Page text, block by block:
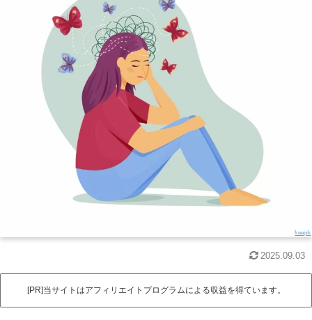
freepik
2025.09.03
[PR]当サイトはアフィリエイトプログラムによる収益を得ています。